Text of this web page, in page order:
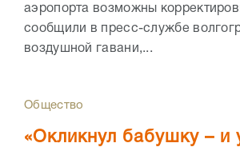
аэропорта возможны
сообщили в пресс-службе
воздушной гавани,...
Общество
«Окликнул бабушку – и